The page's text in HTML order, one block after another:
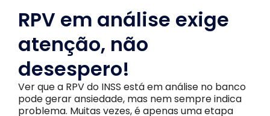
RPV em análise exige
atenção, não
desespero!
Ver que a RPV do INSS está em análise no banco
pode gerar ansiedade, mas nem sempre indica
problema. Muitas vezes, é apenas uma etapa